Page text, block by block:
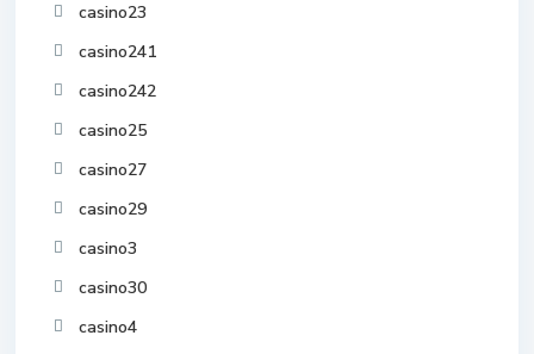
casino23
casino241
casino242
casino25
casino27
casino29
casino3
casino30
casino4